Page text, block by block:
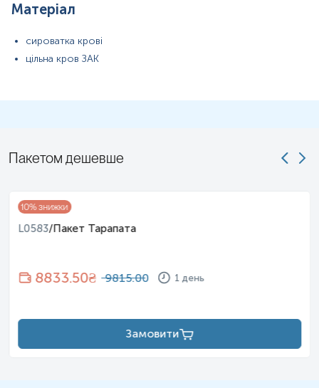
Матеріал
сироватка крові
цільна кров ЗАК
Пакетом дешевше
10% знижки
L0583/Пакет Тарапата
8833.50₴ 9815.00 1 день
Замовити